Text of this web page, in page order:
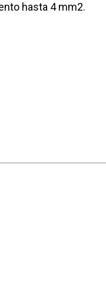
hasta 4 mm2.